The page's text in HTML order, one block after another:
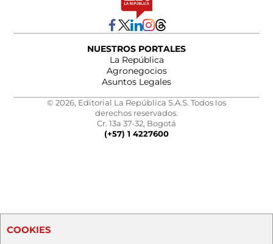
NUESTROS PORTALES
La República
Agronegocios
Asuntos Legales
© 2026, Editorial La República S.A.S. Todos los
derechos reservados.
Cr. 13a 37-32, Bogotá
(+57) 1 4227600
COOKIES